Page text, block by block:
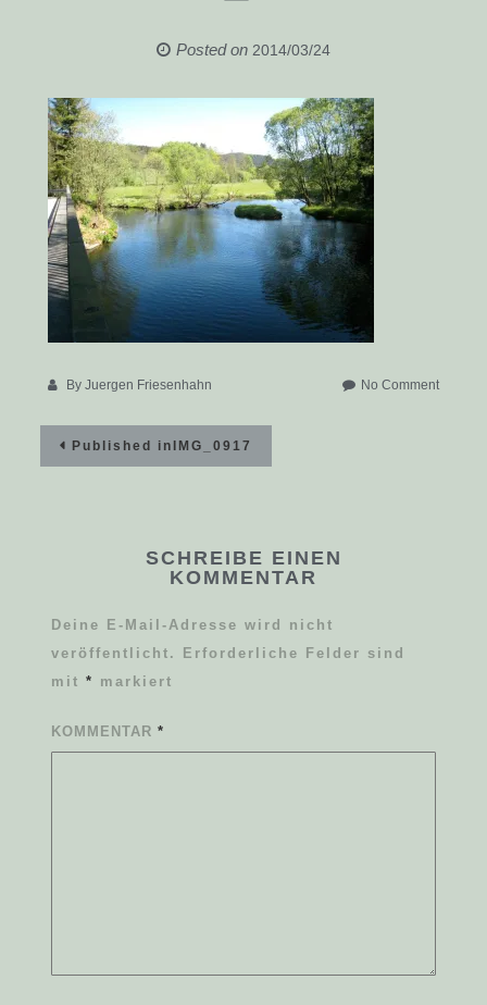
Posted on 2014/03/24
ByJuergen Friesenhahn No Commenton
Beitragsnavigation
Published in IMG_0917
SCHREIBE EINEN
KOMMENTAR
Deine E-Mail-Adresse wird nicht
veröffentlicht.
Erforderliche Felder sind
mit* markiert
KOMMENTAR*